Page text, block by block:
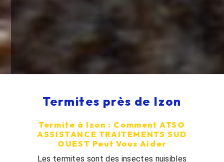
Termites près de Izon
Termite à Izon : Comment ATSO
ASSISTANCE TRAITEMENTS SUD
OUEST Peut Vous Aider
Les termites sont des insectes nuisibles